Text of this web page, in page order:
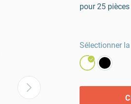
pour 25 pièces
Sélectionner